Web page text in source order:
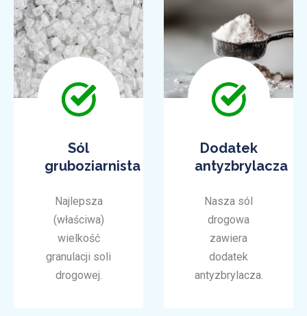
Sól
gruboziarnista
Najlepsza
(właściwa)
wielkość
granulacji soli
drogowej.
Dodatek
antyzbrylacza
Nasza sól
drogowa
zawiera
dodatek
antyzbrylacza.